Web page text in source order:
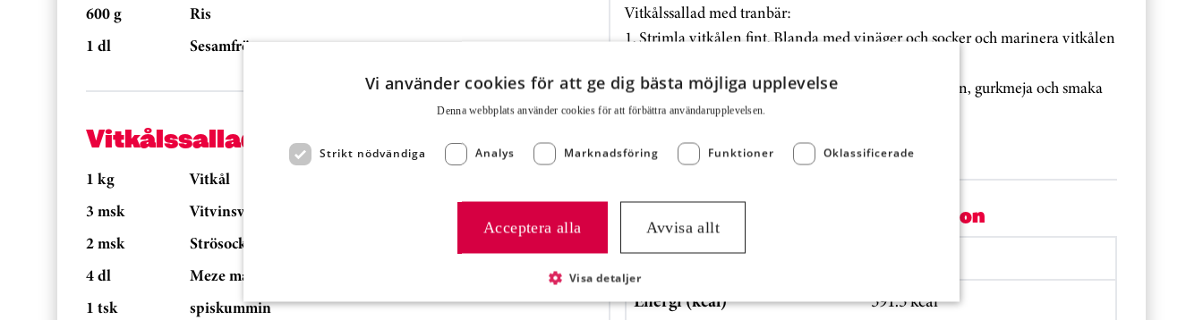
600 g
Ris
1 dl
Sesamfrön
Vitkålssallad med tranbär
1 kg
Vitkål
3 msk
Vitvinsvinäger
2 msk
Strösocker
4 dl
Meze matyoghurt
1 tsk
spiskummin
Vitkålssallad med tranbär:
1. Strimla vitkålen fint. Blanda med vinäger och socker och marinera vitkålen
2.Krama ur vitkålen. Blanda ned yoghurt, spiskummin, gurkmeja och smaka
av med salt och peppar.
3. Toppa med tranbär och pumpafrön.
Per portion
Energi (kJ)
Energi (kcal)
591.5 kcal
Vi använder cookies för att ge dig bästa möjliga upplevelse
Denna webbplats använder cookies för att för­bättra användar­upplevelsen.
Strikt nödvändiga Analys Marknadsföring Funktioner Oklassificerade
Acceptera alla Avvisa allt
Visa detaljer